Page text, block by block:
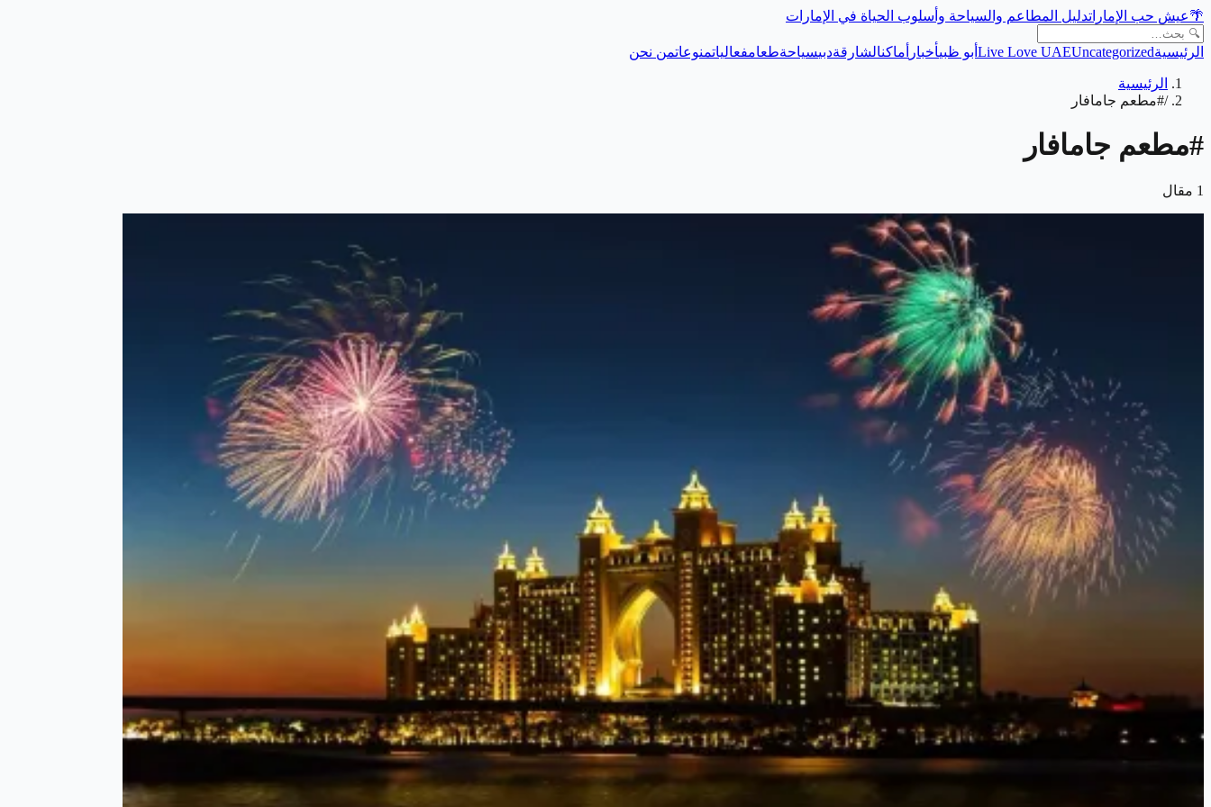
🌴عيش حب الإماراتدليل المطاعم والسياحة وأسلوب الحياة في الإمارات
الرئيسية Live Love UAEUncategorized أبو ظبيأخبار أماكنالشارقةدبيسياحةطعامفعالياتمنوعاتمن نحن
الرئيسية
/#مطعم جامافار
#مطعم جامافار
1 مقال